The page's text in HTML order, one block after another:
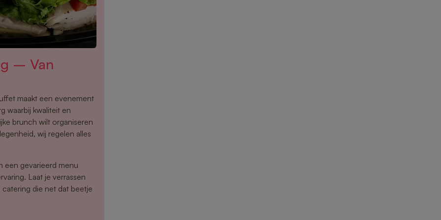
– Van
maakt een evenement
waarbij kwaliteit en
brunch wilt organiseren
wij regelen alles
een gevarieerd menu
Laat je verrassen
die net dat beetje